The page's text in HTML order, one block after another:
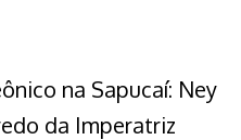
na Sapucaí: Ney
da Imperatriz